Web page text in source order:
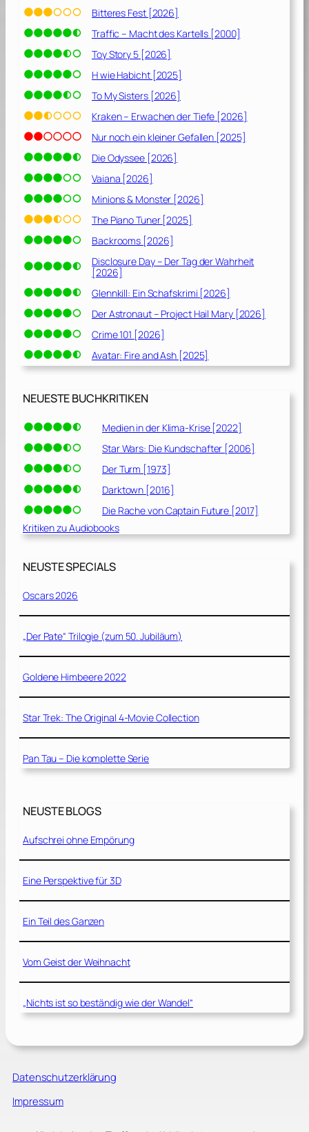
Bitteres Fest [2026]
Traffic – Macht des Kartells [2000]
Toy Story 5 [2026]
H wie Habicht [2025]
To My Sisters [2026]
Kraken – Erwachen der Tiefe [2026]
Nur noch ein kleiner Gefallen [2025]
Die Odyssee [2026]
Vaiana [2026]
Minions & Monster [2026]
The Piano Tuner [2025]
Backrooms [2026]
Disclosure Day – Der Tag der Wahrheit
[2026]
Glennkill: Ein Schafskrimi [2026]
Der Astronaut – Project Hail Mary [2026]
Crime 101 [2026]
Avatar: Fire and Ash [2025]
NEUESTE BUCHKRITIKEN
Medien in der Klima-Krise [2022]
Star Wars: Die Kundschafter [2006]
Der Turm [1973]
Darktown [2016]
Die Rache von Captain Future [2017]
Kritiken zu Audiobooks
NEUSTE SPECIALS
Oscars 2026
„Der Pate“ Trilogie (zum 50. Jubiläum)
Goldene Himbeere 2022
Star Trek: The Original 4-Movie Collection
Pan Tau – Die komplette Serie
NEUSTE BLOGS
Aufschrei ohne Empörung
Eine Perspektive für 3D
Ein Teil des Ganzen
Vom Geist der Weihnacht
„Nichts ist so beständig wie der Wandel“
Datenschutzerklärung
Impressum